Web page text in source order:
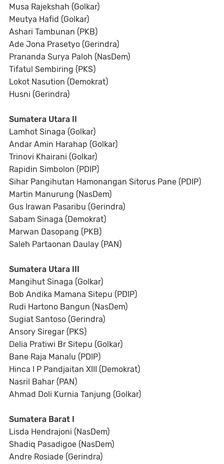
Musa Rajekshah (Golkar)
Meutya Hafid (Golkar)
Ashari Tambunan (PKB)
Ade Jona Prasetyo (Gerindra)
Prananda Surya Paloh (NasDem)
Tifatul Sembiring (PKS)
Lokot Nasution (Demokrat)
Husni (Gerindra)
Sumatera Utara II
Lamhot Sinaga (Golkar)
Andar Amin Harahap (Golkar)
Trinovi Khairani (Golkar)
Rapidin Simbolon (PDIP)
Sihar Pangihutan Hamonangan Sitorus Pane (PDIP)
Martin Manurung (NasDem)
Gus Irawan Pasaribu (Gerindra)
Sabam Sinaga (Demokrat)
Marwan Dasopang (PKB)
Saleh Partaonan Daulay (PAN)
Sumatera Utara III
Mangihut Sinaga (Golkar)
Bob Andika Mamana Sitepu (PDIP)
Rudi Hartono Bangun (NasDem)
Sugiat Santoso (Gerindra)
Ansory Siregar (PKS)
Delia Pratiwi Br Sitepu (Golkar)
Bane Raja Manalu (PDIP)
Hinca I P Pandjaitan XIII (Demokrat)
Nasril Bahar (PAN)
Ahmad Doli Kurnia Tanjung (Golkar)
Sumatera Barat I
Lisda Hendrajoni (NasDem)
Shadiq Pasadigoe (NasDem)
Andre Rosiade (Gerindra)